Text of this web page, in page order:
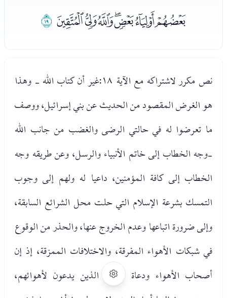
ﮯﮰﮱﯓﯔﯕﯖﯗ
نص مكرر لاشتراكه مع الآية ١٨:
غير أن كتاب الله - وهذا
هو الغرض المقصود من الحديث عن بني إسرائيل، ووصف
ما تعرضوا له في حالتي الرضى والغضب من جانب الله
-وجه الخطاب إلى خاتم الأنبياء والرسل، وعن طريقه وجه
الخطاب إلى كافة المؤمنين، داعيا له ولهم إلى وجوب
التمسك بشرعة الإسلام التي حلت محل الشرائع السابقة،
وإلى ضرورة اتباعها وعدم الخروج عنها، والحذر من الوقوع
في شبكات الأهواء المفرقة، والاختلافات الممزقة، إذ إن
أصحاب الأهواء ودعاة الفرقة الذين يدعون لأهوائهم،